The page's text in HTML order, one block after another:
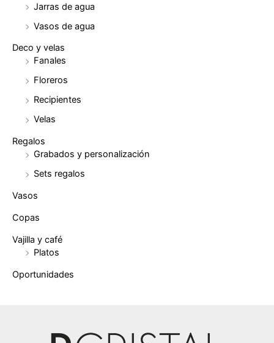
Jarras de agua
Vasos de agua
Deco y velas
Fanales
Floreros
Recipientes
Velas
Regalos
Grabados y personalización
Sets regalos
Vasos
Copas
Vajilla y café
Platos
Oportunidades